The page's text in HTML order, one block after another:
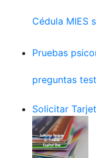
Cédula MIES
Pruebas
preguntas test
Solicitar